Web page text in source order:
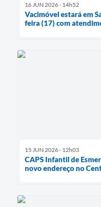
16 JUN 2026 - 14h52
Vacimóvel estará em
feira (17) com
15 JUN 2026 - 12h03
CAPS Infantil de
novo endereço no